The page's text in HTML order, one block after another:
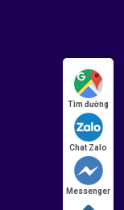
Tìm đường
Chat Zalo
Messenger